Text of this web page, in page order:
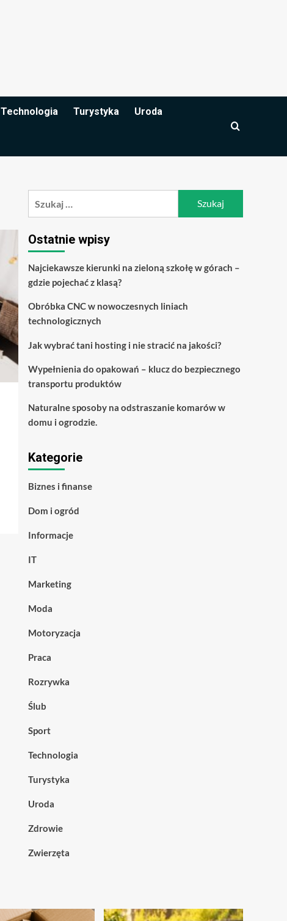
Technologia Turystyka Uroda
Ostatnie wpisy
Najciekawsze kierunki na zieloną szkołę w górach –
gdzie pojechać z klasą?
Obróbka CNC w nowoczesnych liniach
technologicznych
Jak wybrać tani hosting i nie stracić na jakości?
Wypełnienia do opakowań – klucz do bezpiecznego
transportu produktów
Naturalne sposoby na odstraszanie komarów w
domu i ogrodzie.
Kategorie
Biznes i finanse
Dom i ogród
Informacje
IT
Marketing
Moda
Motoryzacja
Praca
Rozrywka
Ślub
Sport
Technologia
Turystyka
Uroda
Zdrowie
Zwierzęta